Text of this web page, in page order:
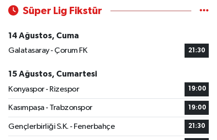
Süper Lig Fikstür
14 Ağustos, Cuma
Galatasaray - Çorum FK
21:30
15 Ağustos, Cumartesi
Konyaspor - Rizespor
19:00
Kasımpaşa - Trabzonspor 19:00
Gençlerbirliği S.K. - Fenerbahçe 21:30